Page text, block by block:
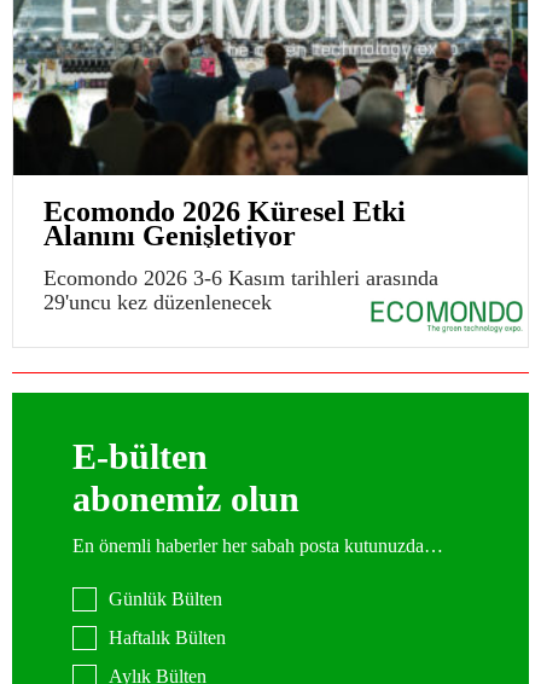
Ecomondo 2026 Küresel Etki
Alanını Genişletiyor
Ecomondo 2026 3-6 Kasım tarihleri arasında
29'uncu kez düzenlenecek
E-bülten
abonemiz olun
En önemli haberler her sabah posta kutunuzda…
Günlük Bülten
Haftalık Bülten
Aylık Bülten